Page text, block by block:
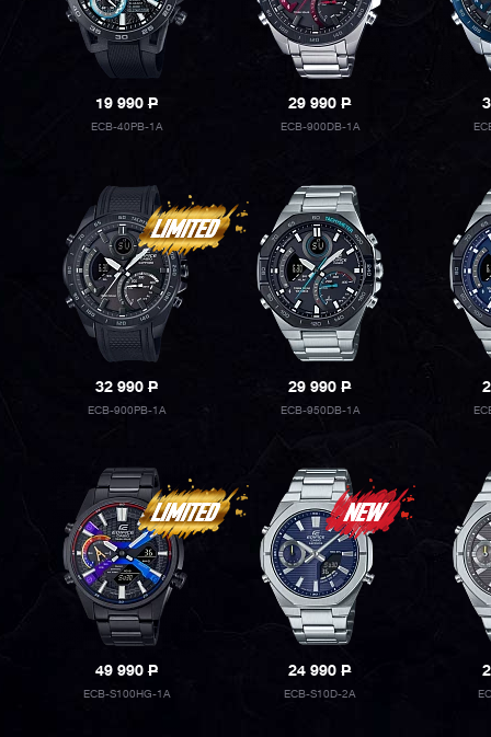
19 990P
ECB-40PB-1A
29 990P
ECB-900DB-1A
32 990P
ECB-900PB-1A
29 990P
ECB-950DB-1A
49 990P
ECB-S100HG-1A
24 990P
ECB-S10D-2A